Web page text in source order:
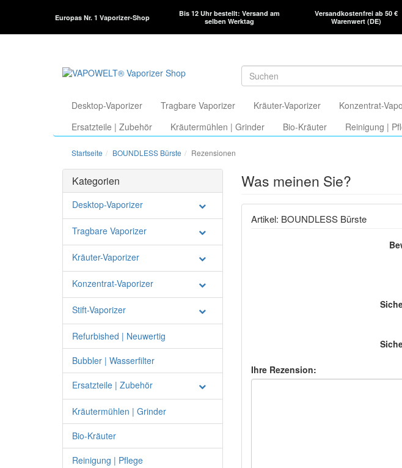
Europas Nr. 1 Vaporizer-Shop
Bis 12 Uhr bestellt: Versand am
selben Werktag
Versandkostenfrei ab 50 €
Warenwert (DE)
Desktop-Vaporizer Tragbare Vaporizer Kräuter-Vaporizer Konzentrat-
Ersatzteile | Zubehör
Kräutermühlen | Grinder Bio-Kräuter Reinigung |
Startseite BOUNDLESS Bürste Rezensionen
Was meinen Sie?
Artikel: BOUNDLESS Bürste
Ihre Rezension:
Kategorien
Desktop-Vaporizer
Tragbare Vaporizer
Kräuter-Vaporizer
Konzentrat-Vaporizer
Stift-Vaporizer
Refurbished | Neuwertig
Bubbler | Wasserfilter
Ersatzteile | Zubehör
Kräutermühlen | Grinder
Bio-Kräuter
Reinigung | Pflege